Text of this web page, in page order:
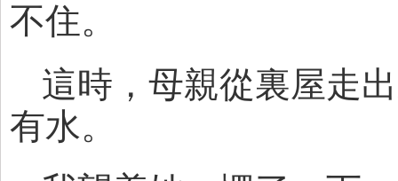
不住。
這時，母親從裏屋走
有水。